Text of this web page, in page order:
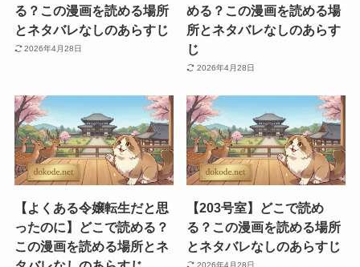
る？この漫画を読める場所
とネタバレなしのあらすじ
2026年4月28日
める？この漫画を読める場
所とネタバレなしのあらす
じ
2026年4月28日
【よくある令嬢転生だと思
ったのに】どこで読める？
この漫画を読める場所とネ
【203号室】どこで読め
る？この漫画を読める場所
とネタバレなしのあらすじ
2026年4月28日